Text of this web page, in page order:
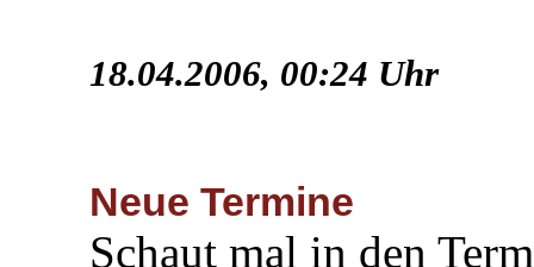
18.04.2006, 00:24 Uhr
Neue Termine
Schaut mal in den